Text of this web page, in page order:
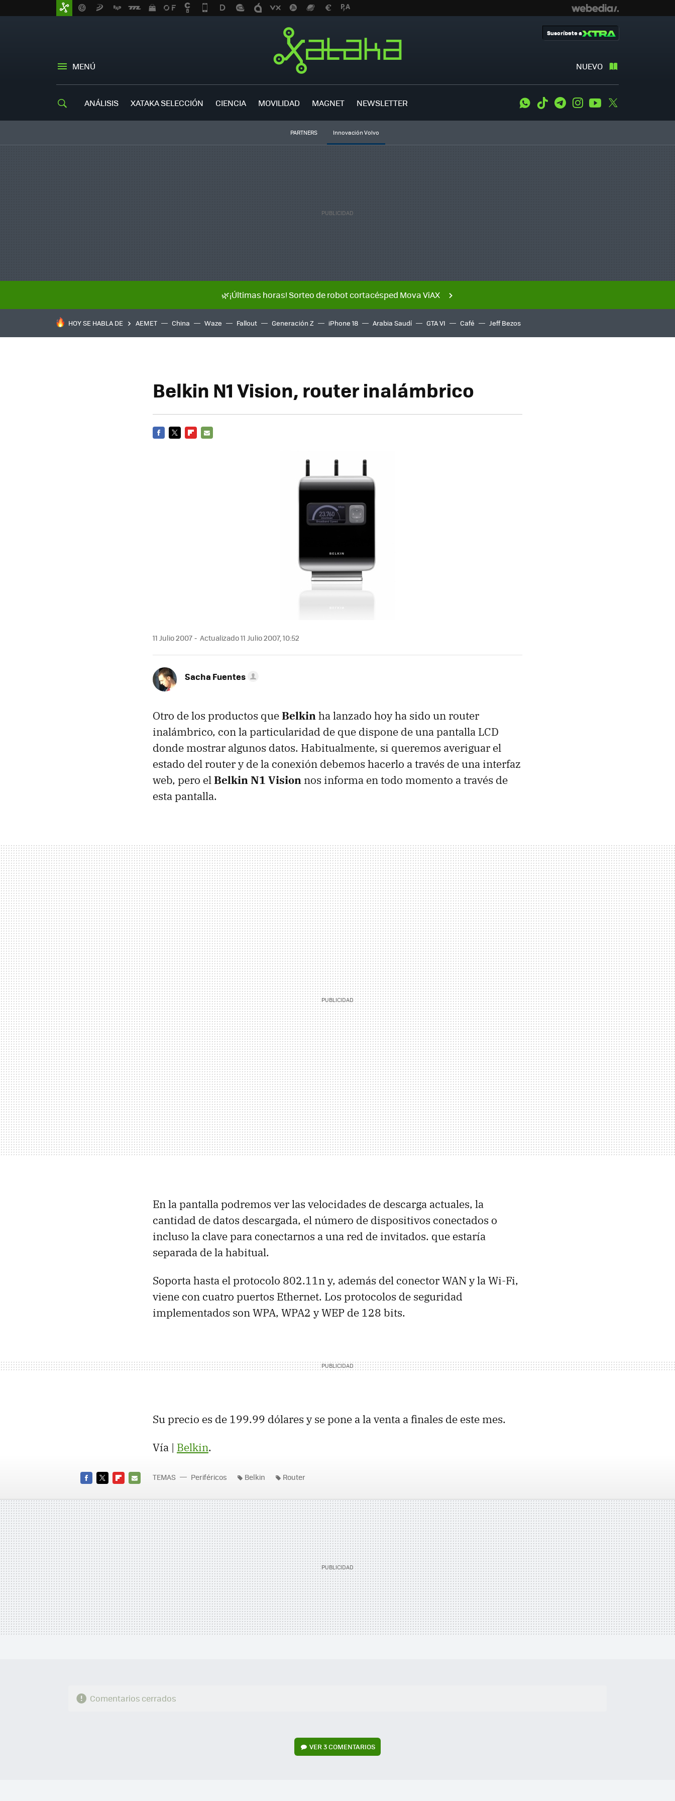
MENÚ NUEVO
Suscríbete a
ANÁLISIS XATAKA SELECCIÓN CIENCIA MOVILIDAD MAGNET NEWSLETTER WhatsApp
Tiktok TelegramInstagramYoutube
PARTNERS Innovación Volvo
🌿¡Últimas horas! Sorteo de robot cortacésped Mova ViAX
HOY SE HABLA DE AEMET China Waze Fallout Generación Z iPhone 18 Arabia Saudí GTA VI Café Jeff Bezos
Belkin N1 Vision, router inalámbrico
11 Julio 2007 Actualizado 11 Julio 2007, 10:52
Sacha Fuentes
Otro de los productos queBelkinha lanzado hoy ha sido un router
inalámbrico, con la particularidad de que dispone de una pantalla LCD
donde mostrar algunos datos. Habitualmente, si queremos averiguar el
estado del router y de la conexión debemos hacerlo a través de una interfaz
web, pero elBelkin N1 Vision nos informa en todo momento a través de
esta pantalla.
En la pantalla podremos ver las velocidades de descarga actuales, la
cantidad de datos descargada, el número de dispositivos conectados o
incluso la clave para conectarnos a una red de invitados. que estaría
separada de la habitual.
Soporta hasta el protocolo 802.11n y, además del conector WAN y la Wi-Fi,
viene con cuatro puertos Ethernet. Los protocolos de seguridad
implementados son WPA, WPA2 y WEP de 128 bits.
Su precio es de 199.99 dólares y se pone a la venta a finales de este mes.
Vía | Belkin.
MAIL
TEMAS Periféricos Belkin Router
Comentarios cerrados
VER3 COMENTARIOS